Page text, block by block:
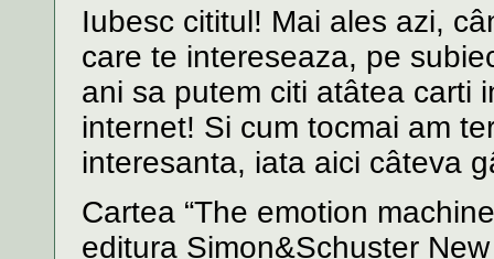
Iubesc cititul! Mai ales azi,
care te intereseaza, pe
ani sa putem citi atâtea carti
internet! Si cum tocmai am
interesanta, iata aici câteva
Cartea “The emotion
editura Simon&Schuster